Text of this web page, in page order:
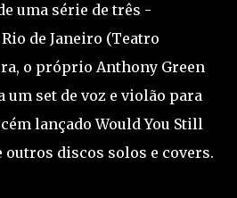
uma série de três -
de Janeiro (Teatro
o próprio Anthony Green
um set de voz e violão para
lançado Would You Still
outros discos solos e covers.